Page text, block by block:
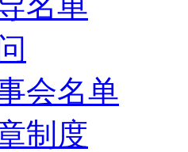
会名单
制度